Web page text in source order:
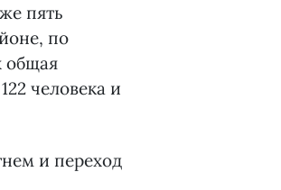
пять
по
общая
человека и
и переход